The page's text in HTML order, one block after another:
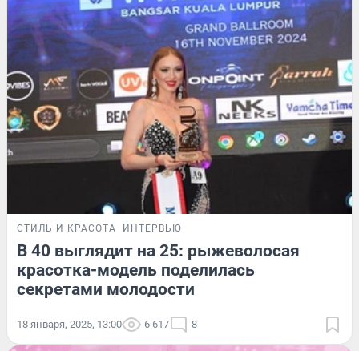
СТИЛЬ И КРАСОТА ИНТЕРВЬЮ
В 40 выглядит на 25: рыжеволосая
красотка-модель поделилась
секретами молодости
18 января, 2025, 13:00 6 617 8